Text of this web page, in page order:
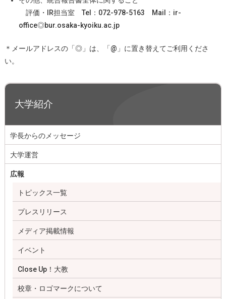
評価・IR担当室 Tel：072-978-5163 Mail：ir-
office◎bur.osaka-kyoiku.ac.jp
＊メールアドレスの「◎」は、「@」に置き替えてご利用くださ
い。
大学紹介
学長からのメッセージ
大学運営
広報
トピックス一覧
プレスリリース
メディア掲載情報
イベント
Close Up！大教
校章・ロゴマークについて